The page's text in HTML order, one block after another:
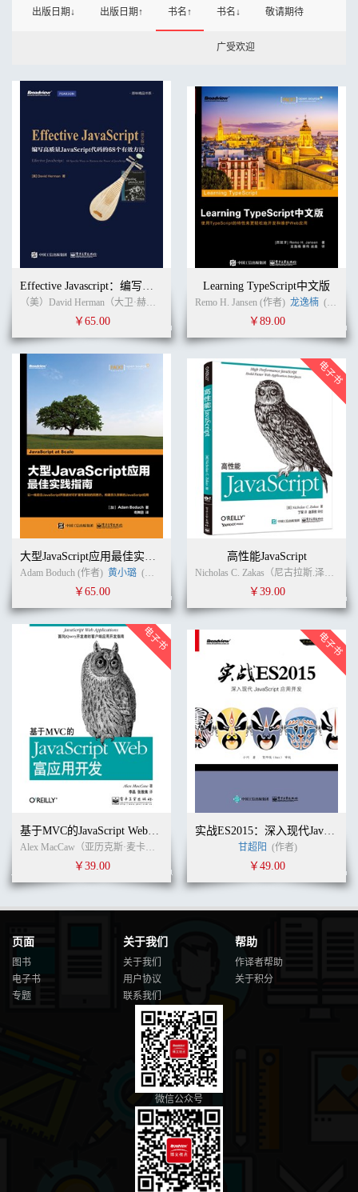
出版日期↓ 出版日期↑ 书名↑ 书名↓ 敬请期待
广受欢迎
Effective Javascript：编写高质量JavaScript代码的68个有效方法 英文版
（美）David Herman（大卫·赫尔曼） (作者) 无 (译者)
￥65.00
Learning TypeScript中文版
Remo H. Jansen (作者) 龙逸楠 (译者)
￥89.00
大型JavaScript应用最佳实践指南
Adam Boduch (作者) 黄小璐 (译者)
￥65.00
高性能JavaScript
Nicholas C. Zakas（尼古拉斯.泽卡斯） (作者)
￥39.00
基于MVC的JavaScript Web富应用开发
Alex MacCaw（亚历克斯·麦卡劳） (作者) (译者)
￥39.00
实战ES2015：深入现代JavaScript 应用开发
甘超阳 (作者)
￥49.00
页面
图书
电子书
专题
关于我们
关于我们
用户协议
联系我们
帮助
作译者帮助
关于积分
微信公众号